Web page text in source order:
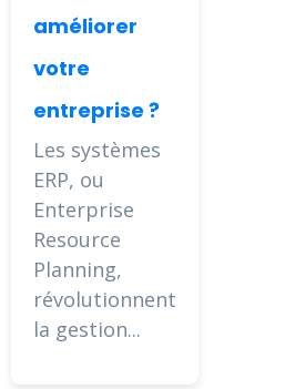
améliorer
votre
entreprise ?
Les systèmes
ERP, ou
Enterprise
Resource
Planning,
révolutionnent
la gestion...